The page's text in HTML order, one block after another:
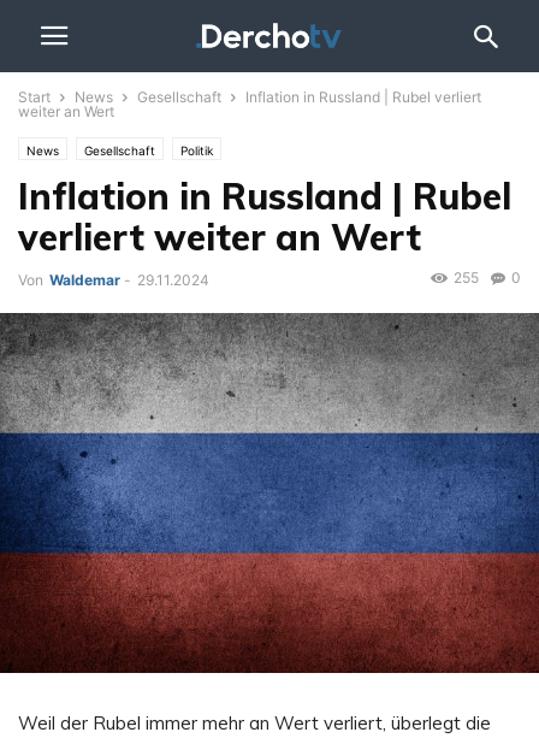
Start News Gesellschaft
Inflation in Russland | Rubel verliert
weiter an Wert
News Gesellschaft Politik
Inflation in Russland | Rubel
verliert weiter an Wert
Von Waldemar - 29.11.2024 0
255
Weil der Rubel immer mehr an Wert verliert, überlegt die